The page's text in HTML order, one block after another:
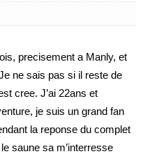
precisement a Manly, et
ne sais pas si il reste de
cree. J’ai 22ans et
je suis un grand fan
la reponse du complet
saune sa m’interresse